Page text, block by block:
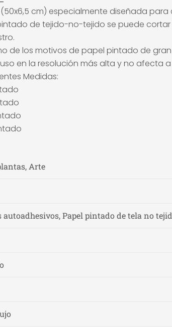
cm) especialmente diseñada
de tejido-no-tejido se puede
de los motivos de papel pintado de
en la resolución más alta y no afecta a
Medidas:
Arte
autoadhesivos, Papel pintado de tela no